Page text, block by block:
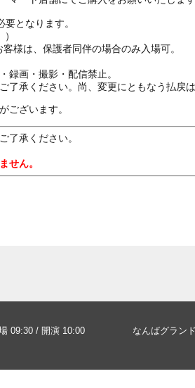
となります。
様は、保護者同伴の場合のみ入場可。
録画・撮影・配信禁止。
承ください。尚、変更にともなう払戻は
ございます。
了承ください。
せん。
09:30 / 開演 10:00 なんばグラン